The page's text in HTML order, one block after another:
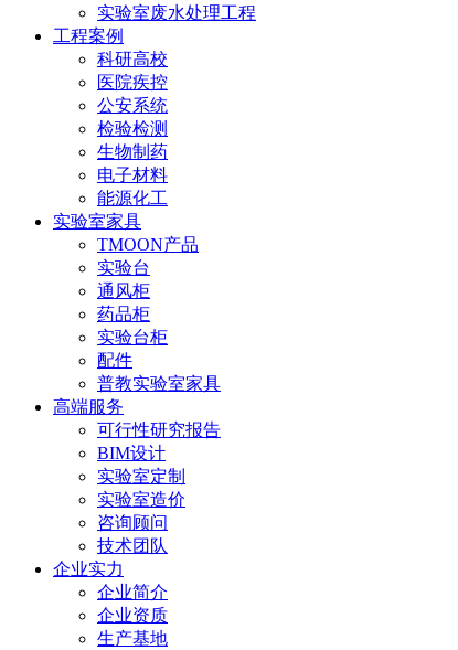
实验室废水处理工程
工程案例
科研高校
医院疾控
公安系统
检验检测
生物制药
电子材料
能源化工
实验室家具
TMOON产品
实验台
通风柜
药品柜
实验台柜
配件
普教实验室家具
高端服务
可行性研究报告
BIM设计
实验室定制
实验室造价
咨询顾问
技术团队
企业实力
企业简介
企业资质
生产基地